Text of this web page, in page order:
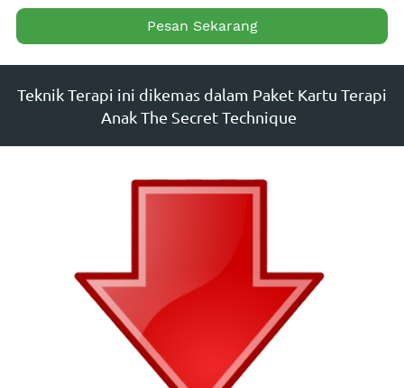
`Pesan Sekarang
Teknik Terapi ini dikemas dalam Paket Kartu Terapi
Anak The Secret Technique